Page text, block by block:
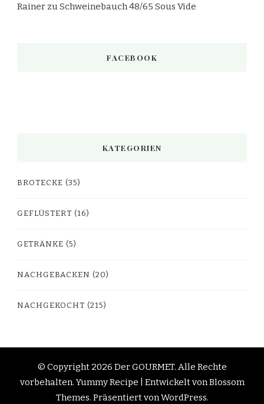
Rainer zuSchweinebauch 48/65 Sous Vide
FACEBOOK
KATEGORIEN
BROTECKE (35)
GEFLÜSTERT (16)
GETRÄNKE (5)
NACHGEBACKEN (20)
NACHGEKOCHT (215)
© Copyright 2026 Der GOURMET. Alle Rechte
vorbehalten.Yummy Recipe | Entwickelt vonBlossom
Themes. Präsentiert vonWordPress.